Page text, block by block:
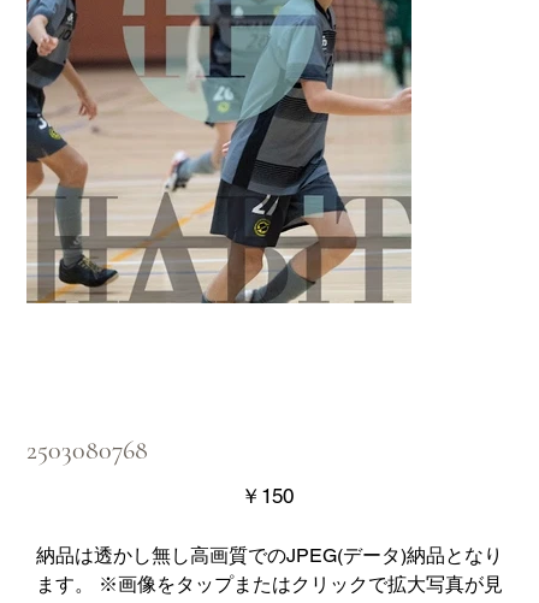
2503080768
価
格
￥150
納品は透かし無し高画質でのJPEG(データ)納品となり
ます。 ※画像をタップまたはクリックで拡大写真が見